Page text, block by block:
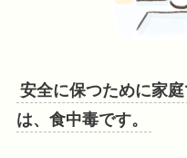
安全に保つために家
は、食中毒です。